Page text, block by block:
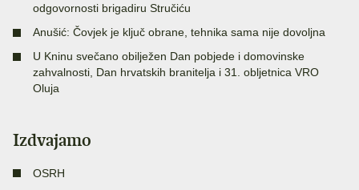
odgovornosti brigadiru Stručiću
Anušić: Čovjek je ključ obrane, tehnika sama nije dovoljna
U Kninu svečano obilježen Dan pobjede i domovinske
zahvalnosti, Dan hrvatskih branitelja i 31. obljetnica VRO
Oluja
Izdvajamo
OSRH